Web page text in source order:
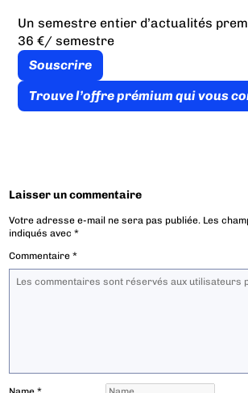
Un semestre entier d’actualités
36 €/ semestre
Souscrire
Trouve l’offre prémium qui vous
Laisser un commentaire
Votre adresse e-mail ne sera pas publiée. Les
indiqués avec*
Commentaire*